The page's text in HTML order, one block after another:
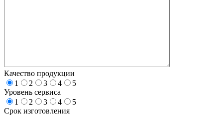
Качество продукции
1
2 3 4
5
Уровень сервиса
1
2 3 4
5
Срок изготовления